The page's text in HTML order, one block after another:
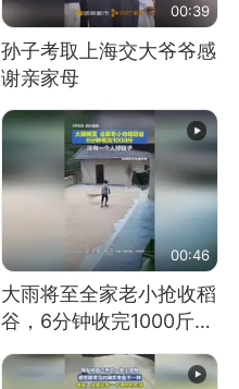
00:39
孙子考取上海交大爷爷感
谢亲家母
00:46
大雨将至全家老小抢收稻
谷，6分钟收完1000斤，
没有一个人掉链子